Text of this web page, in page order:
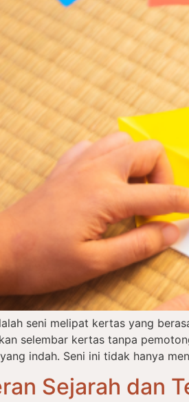
seni melipat kertas yang
selembar kertas tanpa
indah. Seni ini tidak hanya
Sejarah dan